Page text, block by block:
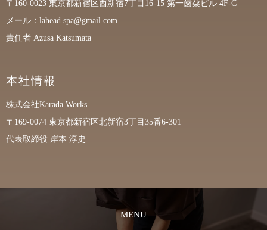
〒160-0023 東京都新宿区西新宿7丁目16-15 第一歯朶ビル 4F-C
メール：lahead.spa@gmail.com
責任者 Azusa Katsumata
本社情報
株式会社Karada Works
〒169-0074 東京都新宿区北新宿3丁目35番6-301
代表取締役 岸本 淳史
MENU